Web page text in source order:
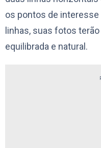
os pontos de
linhas, suas fotos
equilibrada e natural.